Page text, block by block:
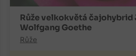
Růže velkokvětá čajohybrid
Wolfgang Goethe
Růže